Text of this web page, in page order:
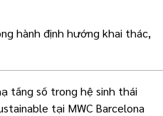
hành định hướng khai thác,
tầng số trong hệ sinh thái
tại MWC Barcelona